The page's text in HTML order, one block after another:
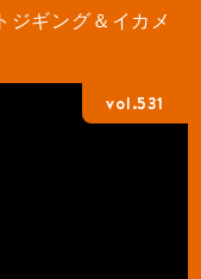
ジギング＆イカメ
vol.531